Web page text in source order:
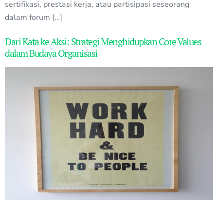
sertifikasi, prestasi kerja, atau partisipasi seseorang
dalam forum […]
Dari Kata ke Aksi: Strategi Menghidupkan Core Values
dalam Budaya Organisasi